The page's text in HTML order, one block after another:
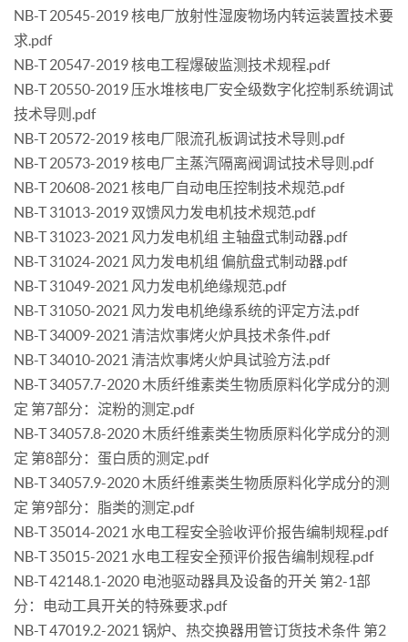
NB-T 20545-2019 核电厂放射性湿废物场内转运装置技术要
求.pdf
NB-T 20547-2019 核电工程爆破监测技术规程.pdf
NB-T 20550-2019 压水堆核电厂安全级数字化控制系统调试
技术导则.pdf
NB-T 20572-2019 核电厂限流孔板调试技术导则.pdf
NB-T 20573-2019 核电厂主蒸汽隔离阀调试技术导则.pdf
NB-T 20608-2021 核电厂自动电压控制技术规范.pdf
NB-T 31013-2019 双馈风力发电机技术规范.pdf
NB-T 31023-2021 风力发电机组 主轴盘式制动器.pdf
NB-T 31024-2021 风力发电机组 偏航盘式制动器.pdf
NB-T 31049-2021 风力发电机绝缘规范.pdf
NB-T 31050-2021 风力发电机绝缘系统的评定方法.pdf
NB-T 34009-2021 清洁炊事烤火炉具技术条件.pdf
NB-T 34010-2021 清洁炊事烤火炉具试验方法.pdf
NB-T 34057.7-2020 木质纤维素类生物质原料化学成分的测
定 第7部分：淀粉的测定.pdf
NB-T 34057.8-2020 木质纤维素类生物质原料化学成分的测
定 第8部分：蛋白质的测定.pdf
NB-T 34057.9-2020 木质纤维素类生物质原料化学成分的测
定 第9部分：脂类的测定.pdf
NB-T 35014-2021 水电工程安全验收评价报告编制规程.pdf
NB-T 35015-2021 水电工程安全预评价报告编制规程.pdf
NB-T 42148.1-2020 电池驱动器具及设备的开关 第2-1部
分：电动工具开关的特殊要求.pdf
NB-T 47019.2-2021 锅炉、热交换器用管订货技术条件 第2